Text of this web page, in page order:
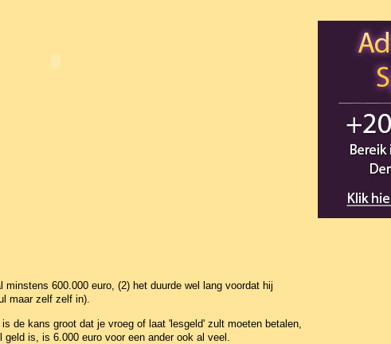
600.000 euro, (2) het duurde wel lang voordat hij
maar zelf zelf in).
de kans groot dat je vroeg of laat 'lesgeld' zult moeten betalen,
is, is 6.000 euro voor een ander ook al veel.